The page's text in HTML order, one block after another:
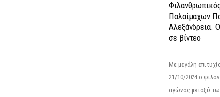
Παλαίμαχων
Αλεξάνδρεια.
σε βίντεο
Με μεγάλη
21/10/2024 ο
αγώνας μεταξύ